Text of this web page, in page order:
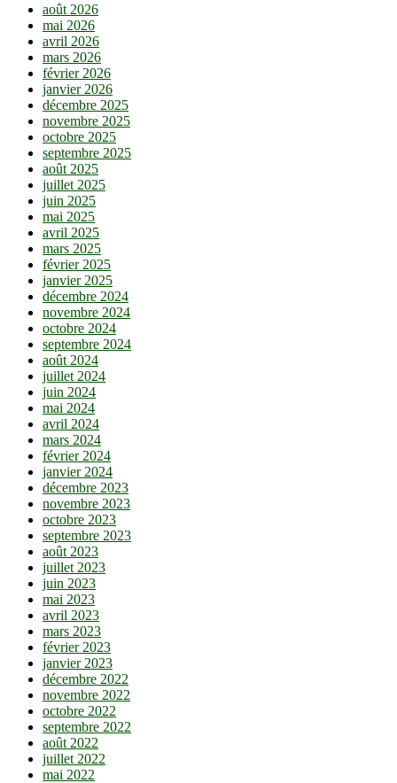
août 2026
mai 2026
avril 2026
mars 2026
février 2026
janvier 2026
décembre 2025
novembre 2025
octobre 2025
septembre 2025
août 2025
juillet 2025
juin 2025
mai 2025
avril 2025
mars 2025
février 2025
janvier 2025
décembre 2024
novembre 2024
octobre 2024
septembre 2024
août 2024
juillet 2024
juin 2024
mai 2024
avril 2024
mars 2024
février 2024
janvier 2024
décembre 2023
novembre 2023
octobre 2023
septembre 2023
août 2023
juillet 2023
juin 2023
mai 2023
avril 2023
mars 2023
février 2023
janvier 2023
décembre 2022
novembre 2022
octobre 2022
septembre 2022
août 2022
juillet 2022
mai 2022